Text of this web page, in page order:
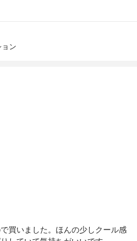
ン
買いました。ほんの少しクール感